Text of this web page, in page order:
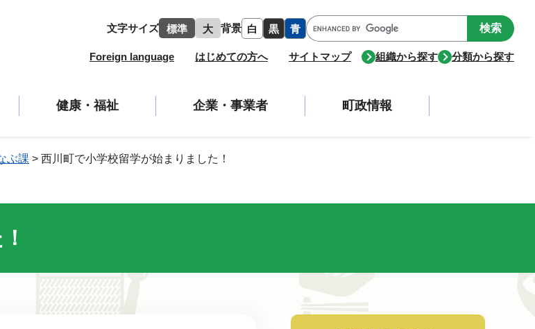
文字サイズ 標準 大 背景 白 黒 青
Google
カ
ス
Foreign language はじめての方へ サイトマップ 組織から探す 分類から探す
健康・福祉 企業・事業者 町政情報
ぶ課 > 西川町で小学校留学が始まりました！